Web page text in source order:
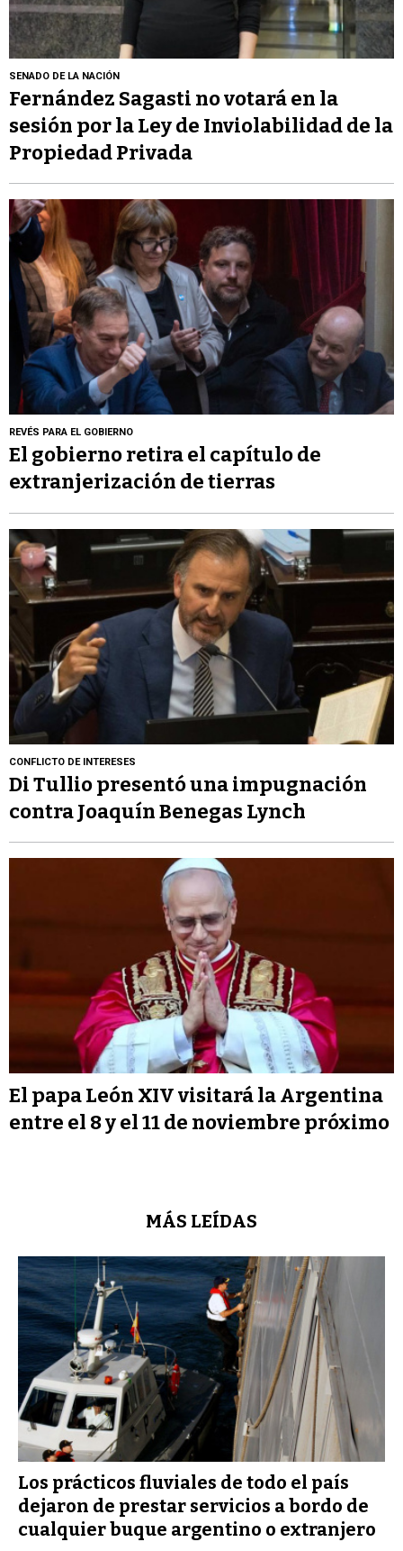
SENADO DE LA NACIÓN
Fernández Sagasti no votará en la
sesión por la Ley de Inviolabilidad de la
Propiedad Privada
REVÉS PARA EL GOBIERNO
El gobierno retira el capítulo de
extranjerización de tierras
CONFLICTO DE INTERESES
Di Tullio presentó una impugnación
contra Joaquín Benegas Lynch
El papa León XIV visitará la Argentina
entre el 8 y el 11 de noviembre próximo
MÁS LEÍDAS
Los prácticos fluviales de todo el país
dejaron de prestar servicios a bordo de
cualquier buque argentino o extranjero